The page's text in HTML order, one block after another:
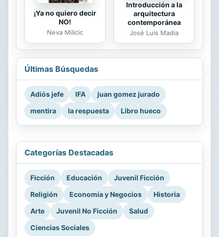
¡Ya no quiero decir
NO!
Neva Milicic
Introducción a la
arquitectura
contemporánea
José Luis Madia
Últimas Búsquedas
Adiós jefe IFA
juan gomez jurado
mentira
la respuesta Libro hueco
Categorías Destacadas
Ficción Educación
Juvenil Ficción
Religión
Economía y Negocios
Historia
Arte
Juvenil No Ficción
Salud
Ciencias Sociales